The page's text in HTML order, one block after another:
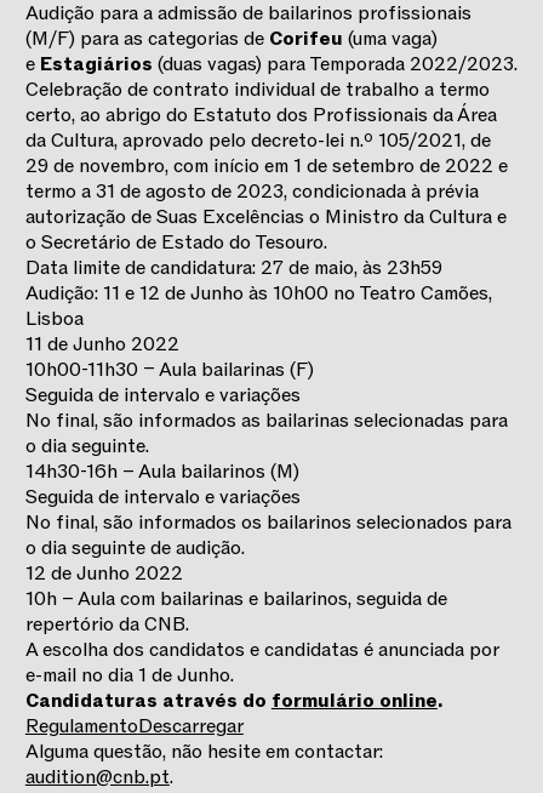
Audição para a admissão de bailarinos profissionais
(M/F) para as categorias de Corifeu (uma vaga)
e Estagiários (duas vagas) para Temporada 2022/2023.
Celebração de contrato individual de trabalho a termo
certo, ao abrigo do Estatuto dos Profissionais da Área
da Cultura, aprovado pelo decreto-lei n.º 105/2021, de
29 de novembro, com início em 1 de setembro de 2022 e
termo a 31 de agosto de 2023, condicionada à prévia
autorização de Suas Excelências o Ministro da Cultura e
o Secretário de Estado do Tesouro.
Data limite de candidatura: 27 de maio, às 23h59
Audição: 11 e 12 de Junho às 10h00 no Teatro Camões,
Lisboa
11 de Junho 2022
10h00-11h30 – Aula bailarinas (F)
Seguida de intervalo e variações
No final, são informados as bailarinas selecionadas para
o dia seguinte.
14h30-16h – Aula bailarinos (M)
Seguida de intervalo e variações
No final, são informados os bailarinos selecionados para
o dia seguinte de audição.
12 de Junho 2022
10h – Aula com bailarinas e bailarinos, seguida de
repertório da CNB.
A escolha dos candidatos e candidatas é anunciada por
e-mail no dia 1 de Junho.
Candidaturas através doformulário online.
RegulamentoDescarregar
Alguma questão, não hesite em contactar:
audition@cnb.pt.